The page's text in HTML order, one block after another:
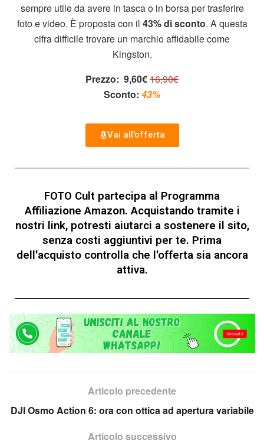
sempre utile da avere in tasca o in borsa per trasferire
foto e video. È proposta con il 43% di sconto. A questa
cifra difficile trovare un marchio affidabile come
Kingston.
Prezzo: 9,60€16,90€
Sconto: 43%
Vai all'offerta
FOTO Cult partecipa al Programma
Affiliazione Amazon. Acquistando tramite i
nostri link, potresti aiutarci a sostenere il sito,
senza costi aggiuntivi per te. Prima
dell'acquisto controlla che l'offerta sia ancora
attiva.
Articolo precedente
DJI Osmo Action 6: ora con ottica ad apertura variabile
Articolo successivo